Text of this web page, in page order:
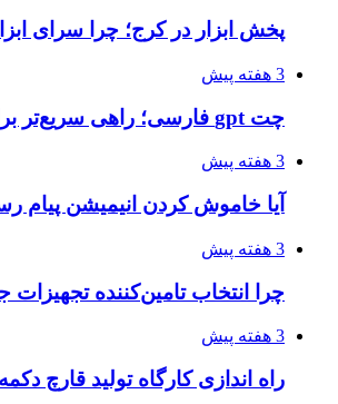
پخش ابزار در کرج؛ چرا سرای
3 هفته پیش
چت gpt فارسی؛ راهی سریع‌تر برای تولید محتوای حرفه‌ای و بازاریابی هوشمند
3 هفته پیش
آیا خاموش کردن انیمیشن پیام رسان روی گوشی ۳ گیگ رم
3 هفته پیش
چرا انتخاب تامین‌کننده
3 هفته پیش
راه اندازی کارگاه تولید قارچ